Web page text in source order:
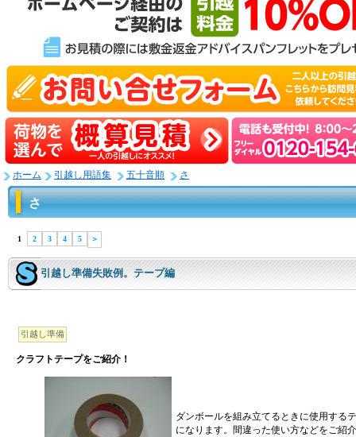
ホーム 引越し用語集 五十音順 さ
さ
1 2 3 4 5 ＞
引越し準備失敗例。テープ編
引越し準備
クラフトテープをご紹介！
ダンボールを組み立てるときに使用する
になります。間違った使い方などをご紹